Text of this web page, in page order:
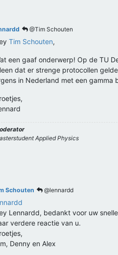
@Tim Schouten
Tim Schouten,
een gaaf onderwerp! Op de TU
dat er strenge protocollen
in Nederland met een gamma
Applied Physics
Schouten @lennardd
Lennardd, bedankt voor uw
verdere reactie van u.
Denny en Alex